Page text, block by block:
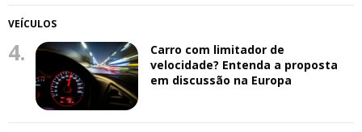
VEÍCULOS
4.
Carro com limitador de
velocidade? Entenda a proposta
em discussão na Europa